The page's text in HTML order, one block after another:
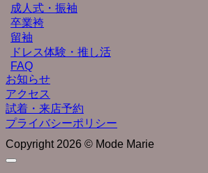
成人式・振袖
卒業袴
留袖
ドレス体験・推し活
FAQ
お知らせ
アクセス
試着・来店予約
プライバシーポリシー
Copyright 2026 © Mode Marie